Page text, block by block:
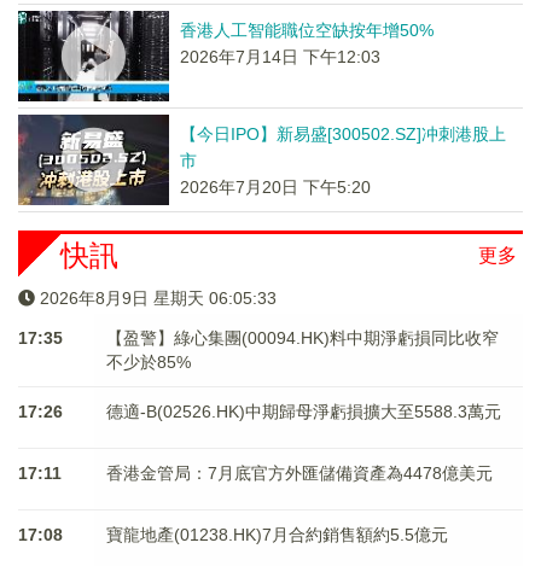
香港人工智能職位空缺按年增50%
2026年7月14日 下午12:03
【今日IPO】新易盛[300502.SZ]冲刺港股上
市
2026年7月20日 下午5:20
更多
快訊
2026年8月9日 星期天 06:05:33
17:35
【盈警】綠心集團(00094.HK)料中期淨虧損同比收窄
不少於85%
17:26 德適-B(02526.HK)中期歸母淨虧損擴大至5588.3萬元
17:11 香港金管局：7月底官方外匯儲備資產為4478億美元
17:08 寶龍地產(01238.HK)7月合約銷售額約5.5億元